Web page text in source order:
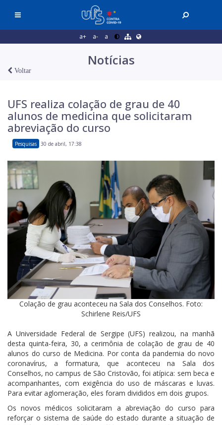
a+ a- a
Notícias
Voltar
UFS realiza colação de grau de 40
alunos de medicina que solicitaram
abreviação do curso
Pesquisas 30 de abril, 17:38
Colação de grau aconteceu na Sala dos Conselhos. Foto:
Schirlene Reis/UFS
A Universidade Federal de Sergipe (UFS) realizou, na manhã
desta quinta-feira, 30, a cerimônia de colação de grau de 40
alunos do curso de Medicina. Por conta da pandemia do novo
coronavírus, a formatura, que aconteceu na Sala dos
Conselhos, no campus de São Cristovão, foi atípica: sem beca e
acompanhantes, com exigência do uso de máscaras e luvas.
Para evitar aglomeração, eles foram divididos em dois grupos.
Os novos médicos solicitaram a abreviação do curso para
reforçar o sistema de saúde do estado durante a situação de